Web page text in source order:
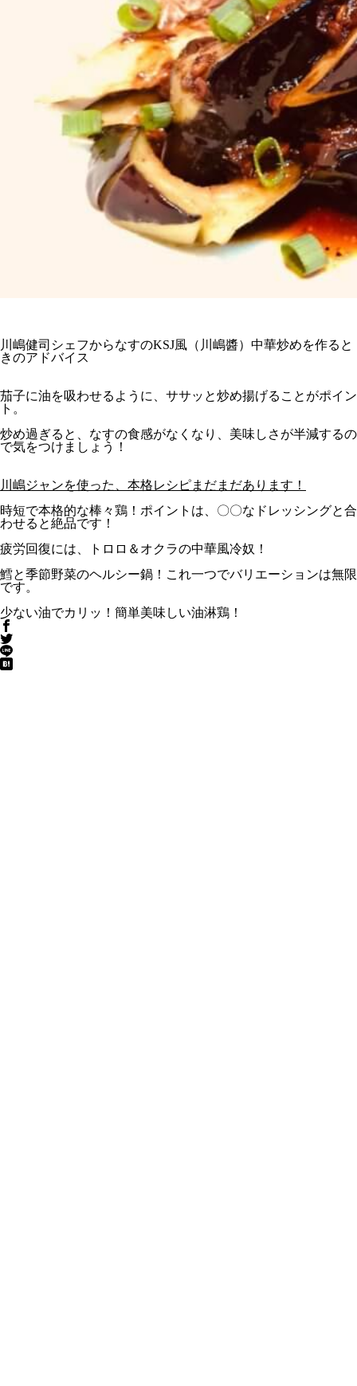
川嶋健司シェフからなすのKSJ風（川嶋醬）中華炒めを作ると
きのアドバイス
茄子に油を吸わせるように、ササッと炒め揚げることがポイン
ト。
炒め過ぎると、なすの食感がなくなり、美味しさが半減するの
で気をつけましょう！
川嶋ジャンを使った、本格レシピまだまだあります！
時短で本格的な棒々鶏！ポイントは、〇〇なドレッシングと合
わせると絶品です！
疲労回復には、トロロ＆オクラの中華風冷奴！
鱈と季節野菜のヘルシー鍋！これ一つでバリエーションは無限
です。
少ない油でカリッ！簡単美味しい油淋鶏！